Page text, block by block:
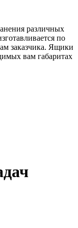
различных
по
заказчика. Ящики
вам габаритах